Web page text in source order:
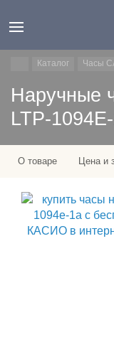
Каталог Часы
Наручные
LTP-
О товаре Цена и